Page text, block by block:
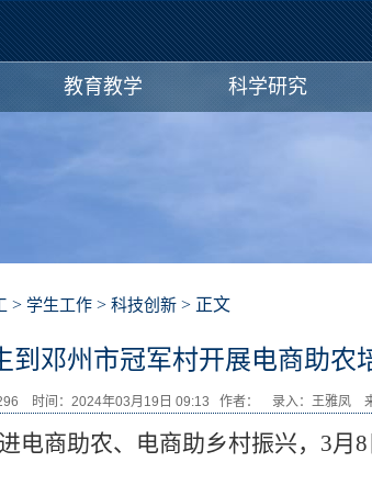
教育教学 科学研究
> 学生工作 > 科技创新 > 正文
到邓州市冠军村开展电商助农
时间：2024年03月19日 09:13 作者： 录入：王雅
电商助农、电商助乡村振兴，3月